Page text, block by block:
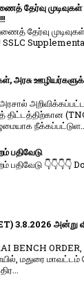
தேர்வு
தேர்வு
SSLC
அரசு
அறிவிக்கப்பட்ட
திட்டத்திற்கான
பதிவேடு
பதிவேடு 👇👇👇👇
3.8.2026
BENCH
மதுரை